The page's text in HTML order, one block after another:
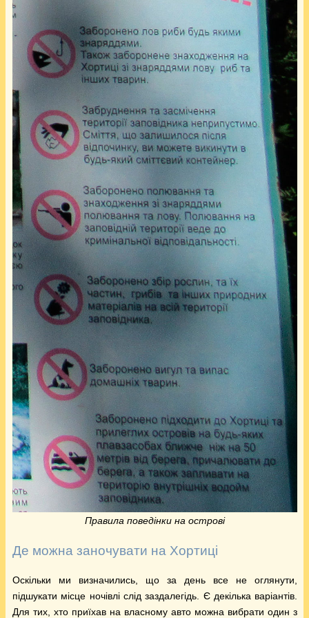
Правила поведінки на острові
Де можна заночувати на Хортиці
Оскільки ми визначились, що за день все не оглянути,
підшукати місце ночівлі слід заздалегідь. Є декілька варіантів.
Для тих, хто приїхав на власному авто можна вибрати один з